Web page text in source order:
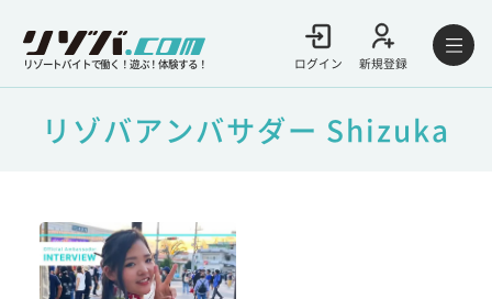
リゾートバイトで働く！遊ぶ！体験する！ ログイン 新規登録
リゾバアンバサダー Shizuka